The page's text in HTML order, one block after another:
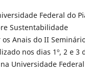
Federal do
Sustentabilidade
os Anais do II
nos dias 1º, 2 e 3
Universidade